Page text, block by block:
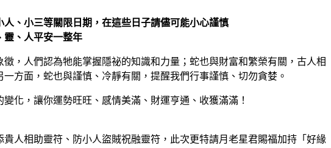
、小三等關限日期，在這些日子請儘可能小心謹慎
、人平安一整年
，人們認為牠能掌握隱祕的知識和力量；蛇也與財富和繁榮有關，古人相
方面，蛇也與謹慎、冷靜有關，提醒我們行事謹慎、切勿貪婪。
化，讓你運勢旺旺、感情美滿、財運亨通、收獲滿滿！
人相助靈符、防小人盜賊祝融靈符，此次更特請月老星君賜福加持「好緣